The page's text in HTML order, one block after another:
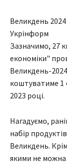
Великдень
Укрінформ
Зазначимо, 27
економіки"
Великдень-
коштуватиме 1
2023 році.
Нагадуємо,
набір
Великдень.
якими не можна